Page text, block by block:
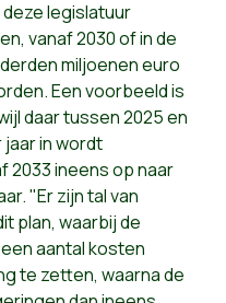
legislatuur
vanaf 2030 of in de
miljoenen euro
Een voorbeeld is
daar tussen 2025 en
jaar in wordt
2033 ineens op naar
"Er zijn tal van
plan, waarbij de
aantal kosten
te zetten, waarna de